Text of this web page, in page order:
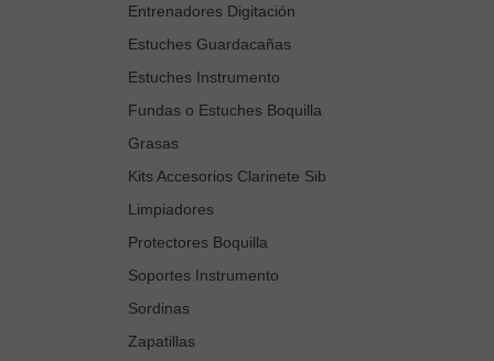
Entrenadores Digitación
Estuches Guardacañas
Estuches Instrumento
Fundas o Estuches Boquilla
Grasas
Kits Accesorios Clarinete Sib
Limpiadores
Protectores Boquilla
Soportes Instrumento
Sordinas
Zapatillas